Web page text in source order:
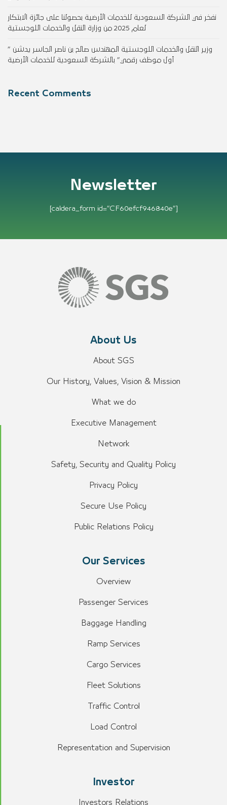
نفخر في الشركة السعودية للخدمات الأرضية بحصولنا على جائزة الابتكار
لعام 2025 من وزارة النقل والخدمات اللوجستية
وزير النقل والخدمات اللوجستية المهندس صالح بن ناصر الجاسر يدشن ”
أول موظف رقمي” بالشركة السعودية للخدمات الأرضية
Recent Comments
Newsletter
[caldera_form id=”CF60efcf946840e”]
About Us
About SGS
Our History, Values, Vision & Mission
What we do
Executive Management
Network
Safety, Security and Quality Policy
Privacy Policy
Secure Use Policy
Public Relations Policy
Our Services
Overview
Passenger Services
Baggage Handling
Ramp Services
Cargo Services
Fleet Solutions
Traffic Control
Load Control
Representation and Supervision
Investor
Investors Relations